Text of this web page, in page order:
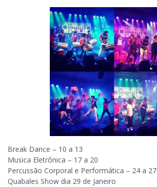
Break Dance – 10 a 13
Musica Eletrônica – 17 a 20
Percussão Corporal e Performática – 24 a 27
Quabales Show dia 29 de Janeiro